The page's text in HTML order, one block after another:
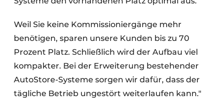
Weil Sie keine Kommissioniergänge mehr
benötigen, sparen unsere Kunden bis zu 70
Prozent Platz. Schließlich wird der Aufbau viel
kompakter. Bei der Erweiterung bestehender
AutoStore-Systeme sorgen wir dafür, dass der
tägliche Betrieb ungestört weiterlaufen kann."